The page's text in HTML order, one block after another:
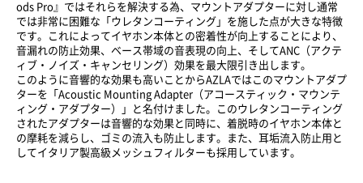
ods Pro』ではそれらを解決する為、マウントアダプターに対し通常
では非常に困難な「ウレタンコーティング」を施した点が大きな特徴
です。これによってイヤホン本体との密着性が向上することにより、
音漏れの防止効果、ベース帯域の音表現の向上、そしてANC（アクテ
ィブ・ノイズ・キャンセリング）効果を最大限引き出します。
このように音響的な効果も高いことからAZLAではこのマウントアダプ
ターを「Acoustic Mounting Adapter（アコースティック・マウンテ
ィング・アダプター）」と名付けました。このウレタンコーティング
されたアダプターは音響的な効果と同時に、着脱時のイヤホン本体と
の摩耗を減らし、ゴミの流入も防止します。また、耳垢流入防止用と
してイタリア製高級メッシュフィルターも採用しています。